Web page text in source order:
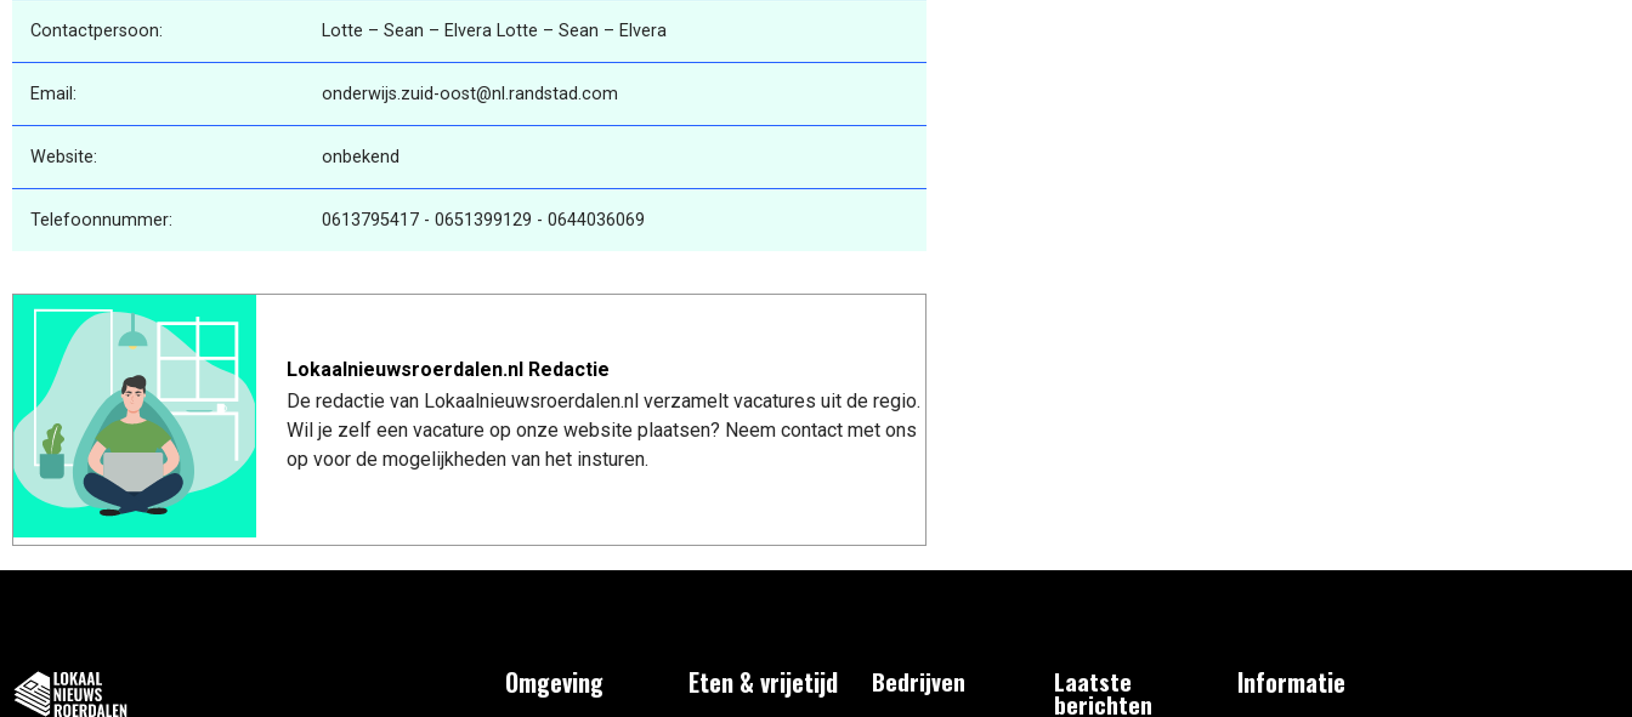
Contactpersoon: Lotte – Sean – Elvera Lotte – Sean – Elvera
Email: onderwijs.zuid-oost@nl.randstad.com
Website: onbekend
Telefoonnummer: 0613795417 - 0651399129 - 0644036069
Lokaalnieuwsroerdalen.nl Redactie
De redactie van Lokaalnieuwsroerdalen.nl verzamelt vacatures uit de regio.
Wil je zelf een vacature op onze website plaatsen? Neem contact met ons
op voor de mogelijkheden van het insturen.
Omgeving Eten & vrijetijd Bedrijven Laatste
berichten
Informatie